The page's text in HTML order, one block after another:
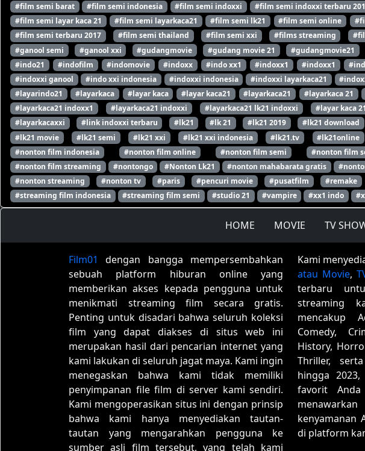
#film semi barat
#film semi indonesia #film semi indoxxi #film semi indoxxi terbaru
#film semi layar kaca 21
#film semi layarkaca21 #film semi lk21 #film semi online
#film semi terbaru 2017
#film semi thailand #film semi xxi #films streaming
#ganool semi
#ganool xxi #gudangmovie #gudang movie 21 #gudangmovie21
#indo21
#indofilm #indomovie #indoxx #indo xx1 #indoxx1 #indoxx1
#indoxxi ganool
#indo xxi indonesia #indoxxi indonesia #indoxxi layarkaca21
#layarindo21
#layarkaca #layar kaca #layar kaca21 #layarkaca21 #layarkaca 21
#layarkaca21 indoxx1
#layarkaca21 indoxxi #layarkaca21 lk21 indoxxi #layar kaca
#layarkacaxxi
#link indoxxi terbaru #lk21 #lk 21 #lk21 2019 #lk21 download
#lk21 movie
#lk21 semi #lk21 xxi #lk21 xxi indonesia #lk21.tv #lk21online
#nonton film indonesia
#nonton film online #nonton film semi #nonton film
#nonton film streaming
#nontongo #Nonton Lk21 #nonton mahabarata gratis
#nonton streaming
#nonton tv #paris #pencuri movie #pusatfilm #remake
#streaming film indonesia
#streaming film semi #studio 21 #vampire #xx1 indo
HOME MOVIE TV
Film01
dengan bangga mempersembahkan
sebuah platform hiburan online yang
memberikan akses kepada pengguna untuk
menikmati streaming film secara gratis.
Penting untuk disadari bahwa seluruh koleksi
film yang dapat diakses di situs web ini
merupakan hasil dari pencarian internet yang
kami lakukan di seluruh jagat maya. Kami ingin
menegaskan bahwa kami tidak memiliki
penyimpanan file film di server kami sendiri.
Kami mengoperasikan situs ini dengan prinsip
bahwa kami hanya menyediakan tautan-
tautan yang mengarahkan pengguna ke
sumber asli film tersebut, yang telah kami
Kami
atau Movie,
terbaru
streaming
mencakup
Comedy,
History,
Thriller,
hingga
favorit
kenyamanan
di platform